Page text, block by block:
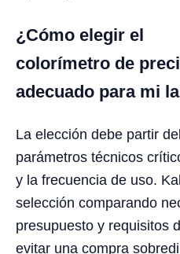
¿Cómo elegir el
colorímetro de
adecuado para mi
La elección debe partir
parámetros técnicos
y la frecuencia de uso.
selección comparando
presupuesto y requisitos
evitar una compra